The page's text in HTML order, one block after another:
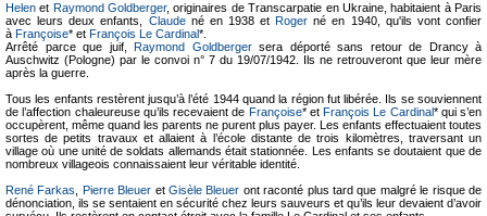
Helen et Raymond Goldberger, originaires de Transcarpatie en Ukraine, habitaient à Paris
avec leurs deux enfants, Claudené en 1938 etRoger né en 1940, qu'ils vont confier
à Françoise* et François Le Cardinal*.
Arrêté parce que juif, Raymond Goldbergersera déporté sans retour de Drancy à
Auschwitz (Pologne) par le convoi n° 7 du 19/07/1942. Ils ne retrouveront que leur mère
après la guerre.
Tous les enfants restèrent jusqu’à l’été 1944 quand la région fut libérée. Ils se souviennent
de l’affection chaleureuse qu’ils recevaient de Françoise* et François Le Cardinal* qui s’en
occupèrent, même quand les parents ne purent plus payer. Les enfants effectuaient toutes
sortes de petits travaux et allaient à l’école distante de trois kilomètres, traversant un
village où une unité de soldats allemands était stationnée. Les enfants se doutaient que de
nombreux villageois connaissaient leur véritable identité.
René Farkas
Pierre Bleuer etGisèle Bleuer ont raconté plus tard que malgré le risque de
dénonciation, ils se sentaient en sécurité chez leurs sauveurs et qu’ils leur devaient d’avoir